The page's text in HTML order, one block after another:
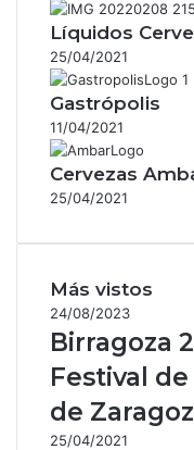
Líquidos
25/04/2021
Gastrópolis
11/04/2021
Cervezas
25/04/2021
Más vistos
24/08/2023
Birragoza
Festival
de
25/04/2021